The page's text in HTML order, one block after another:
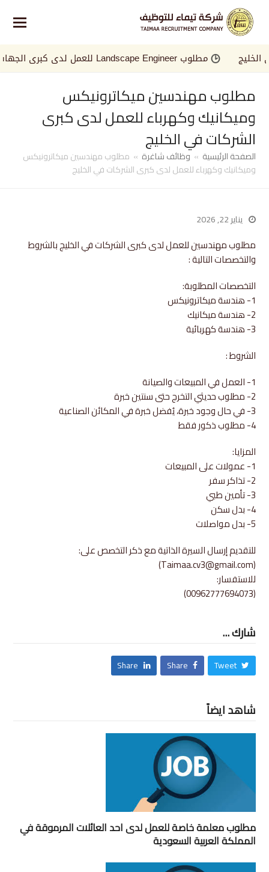
مطلوب Landscape Engineer للعمل لدى كبرى الجهات في الخليج
مطلوب مهندسين ميكاترونيكس
وميكانيك وكهرباء للعمل لدى كبرى
الشركات في الخليج
الصفحة الرئيسية » وظائف شاغرة » مطلوب مهندسين ميكاترونيكس
وميكانيك وكهرباء للعمل لدى كبرى الشركات في الخليج
يناير 22, 2026
مطلوب مهندسين للعمل لدى كبرى الشركات في الخليج بالشروط
والتخصصات التالية :
التخصصات المطلوبة:
1- هندسة ميكاترونيكس
2- هندسة ميكانيك
3- هندسة كهربائية
الشروط :
1- العمل في المبيعات والصيانة
2- مطلوب حديثي التخرج حتى سنتين خبرة
3- في حال وجود خبرة، يُفضل خبرة في المكائن الصناعية
4- مطلوب ذكور فقط
المزايا:
1- عمولات على المبيعات
2- تذاكر سفر
3- تأمين طبي
4- بدل سكن
5- بدل مواصلات
للتقديم إرسال السيرة الذاتية مع ذكر التخصص على:
(
Taimaa.cv3@gmail.com
)
للاستفسار:
(00962777694073)
شارك ...
Tweet
Share
Share
شاهد ايضاً
مطلوب معلمة خاصة للعمل لدى احد العائلات المرموقة في
المملكة العربية السعودية